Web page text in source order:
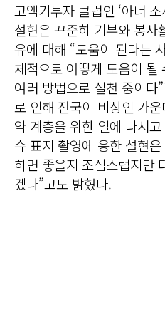
고액기부자 클럽인 ‘아너
설현은 꾸준히 기부와 봉사
유에 대해 “도움이 된다는
체적으로 어떻게 도움이 될
여러 방법으로 실천 중이다
로 인해 전국이 비상인 가
약 계층을 위한 일에 나서
슈 표지 촬영에 응한 설현
하면 좋을지 조심스럽지만
겠다”고도 밝혔다.